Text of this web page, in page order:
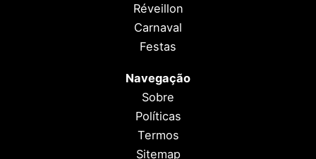
Réveillon
Carnaval
Festas
Navegação
Sobre
Políticas
Termos
Sitemap